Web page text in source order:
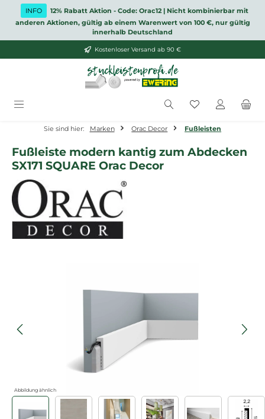
Zum Hauptinhalt springen
INFO
12% Rabatt Aktion - Code: Orac12 | Nicht kombinierbar mit
anderen Aktionen, gültig ab einem Warenwert von 100 €, nur gültig
innerhalb Deutschland
Kostenloser Versand ab 90 €
Du hast 0
Sie sind hier: Marken Orac Decor Fußleisten
Fußleiste modern kantig zum Abdecken
SX171 SQUARE Orac Decor
Abbildung ähnlich